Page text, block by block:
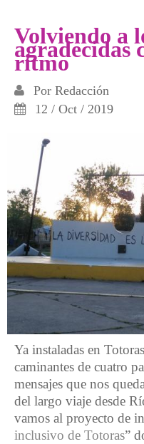
Volviendo a
agradecidas
ritmo
Por Redacción
12 / Oct / 2019
Ya instaladas en
caminantes de cuatro
mensajes que nos
del largo viaje desde
vamos al proyecto de
inclusivo de Totoras”